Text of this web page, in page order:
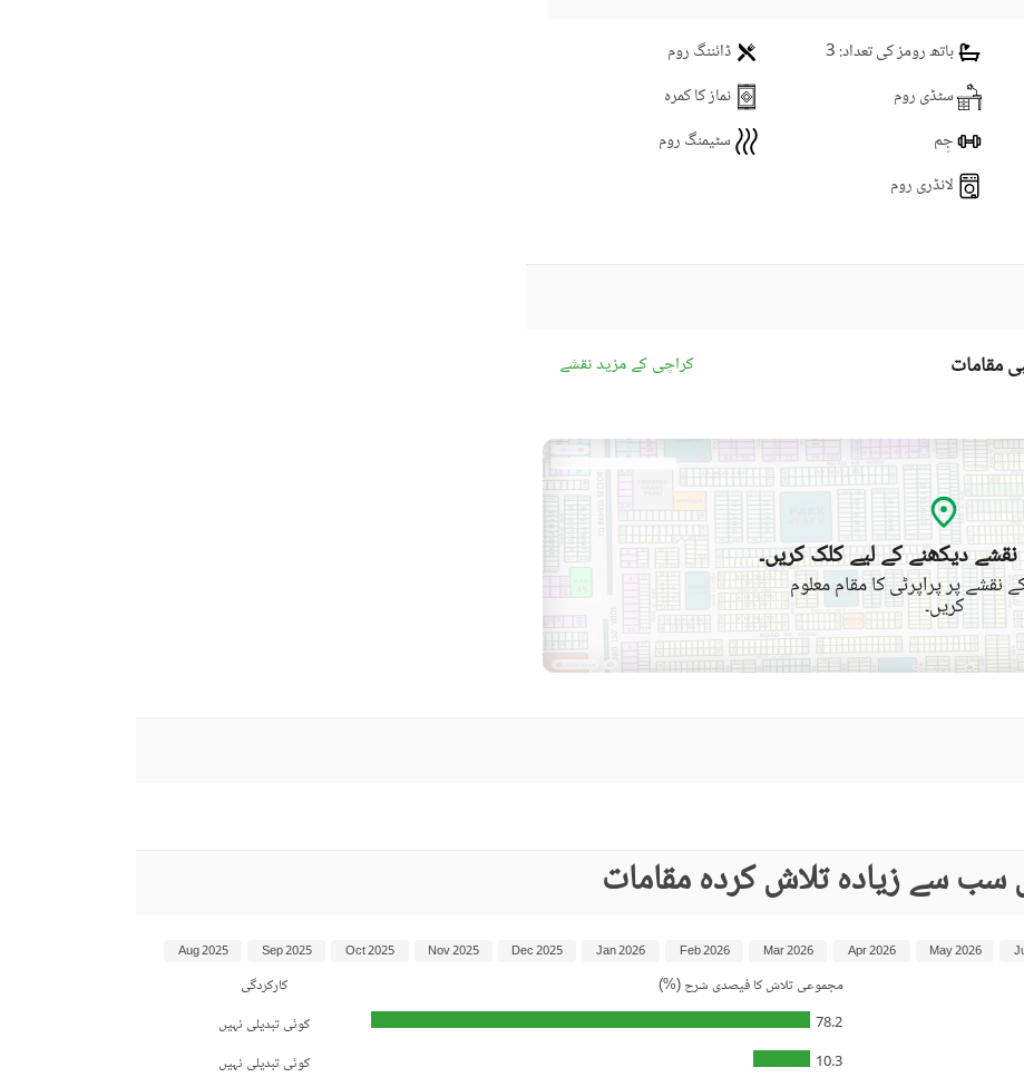
باتھ رومز کی تعداد: 3
ڈائننگ روم
سٹڈی روم
نماز کا کمرہ
جِم
سٹیمنگ روم
لانڈری روم
مقامات کراچی کے مزید نقشے
دیکھنے کے لیے کلک کریں۔
نقشے پر پراپرٹی کا مقام معلوم
کریں۔
سے زیادہ تلاش کردہ مقامات
مجموعی تلاش کا فیصدی شرح (%)
کارکردگی
78.2
کوئی تبدیلی نہیں
10.3
کوئی تبدیلی نہیں
May 2026
Apr 2026
Mar 2026
Feb 2026
Jan 2026
Dec 2025
Nov 2025
Oct 2025
Sep 2025
Aug 2025